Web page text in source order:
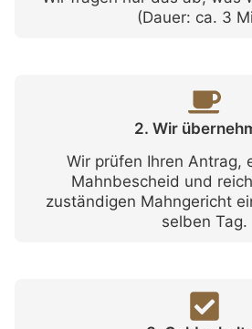
(Dauer: ca. 3
2. Wir
Wir prüfen Ihren Antrag,
Mahnbescheid und
zuständigen Mahngericht
selben Tag.